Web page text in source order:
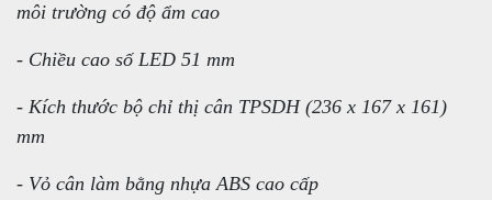
môi trường có độ ẩm cao
- Chiều cao số LED 51 mm
- Kích thước bộ chỉ thị cân TPSDH (236 x 167 x 161)
mm
- Vỏ cân làm bằng nhựa ABS cao cấp